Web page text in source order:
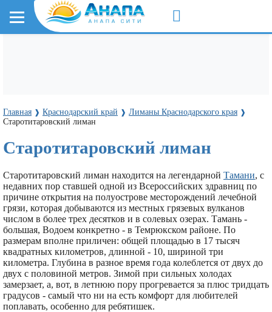
Главная ❱ Краснодарский край ❱ Лиманы Краснодарского края ❱
Старотитаровский лиман
Старотитаровский лиман
Старотитаровский лиман находится на легендарной Тамани, с
недавних пор ставшей одной из Всероссийских здравниц по
причине открытия на полуострове месторождений лечебной
грязи, которая добываются из местных грязевых вулканов
числом в более трех десятков и в солевых озерах. Тамань -
большая, Водоем конкретно - в Темрюкском районе. По
размерам вполне приличен: общей площадью в 17 тысяч
квадратных километров, длинной - 10, шириной три
километра. Глубина в разное время года колеблется от двух до
двух с половиной метров. Зимой при сильных холодах
замерзает, а, вот, в летнюю пору прогревается за плюс тридцать
градусов - самый что ни на есть комфорт для любителей
поплавать, особенно для ребятишек.